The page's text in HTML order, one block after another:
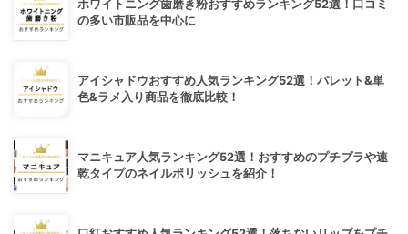
ホワイトニング歯磨き粉おすすめランキング52選！口コミ
の多い市販品を中心に
アイシャドウおすすめ人気ランキング52選！パレット&単
色&ラメ入り商品を徹底比較！
マニキュア人気ランキング52選！おすすめのプチプラや速
乾タイプのネイルポリッシュを紹介！